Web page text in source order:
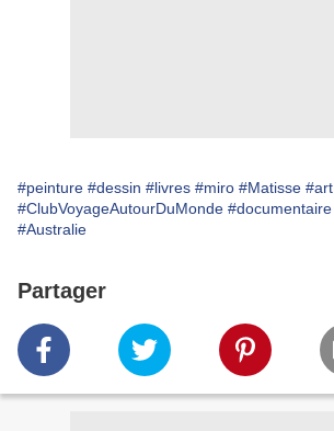
#peinture #dessin #livres #miro #Matisse #art
#ClubVoyageAutourDuMonde #documentaire
#Australie
Partager